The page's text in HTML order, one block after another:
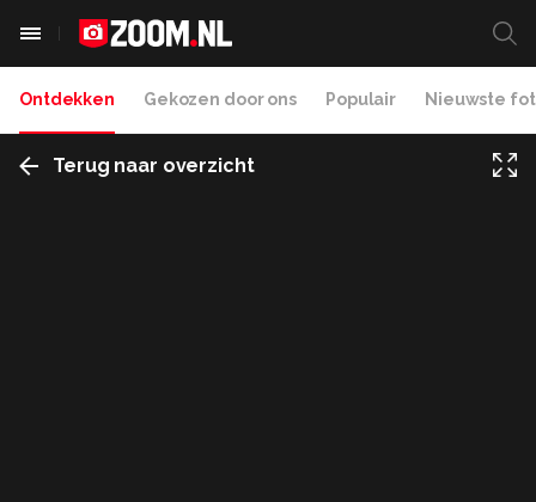
Ontdekken Gekozen door ons Populair Nieuwste
Terug naar overzicht